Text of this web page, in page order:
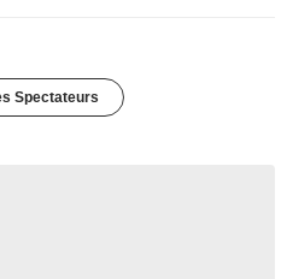
Spectateurs